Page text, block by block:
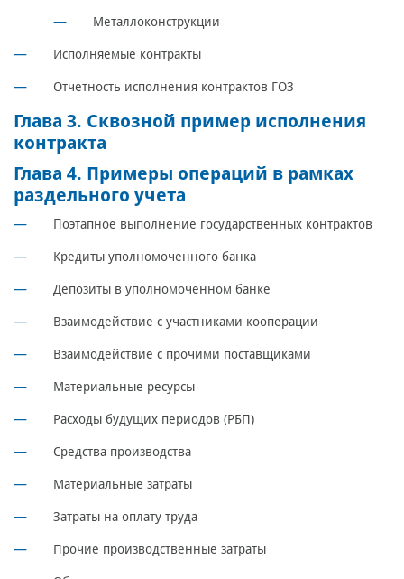
Металлоконструкции
Исполняемые контракты
Отчетность исполнения контрактов ГОЗ
Глава 3. Сквозной пример исполнения
контракта
Глава 4. Примеры операций в рамках
раздельного учета
Поэтапное выполнение государственных контрактов
Кредиты уполномоченного банка
Депозиты в уполномоченном банке
Взаимодействие с участниками кооперации
Взаимодействие с прочими поставщиками
Материальные ресурсы
Расходы будущих периодов (РБП)
Средства производства
Материальные затраты
Затраты на оплату труда
Прочие производственные затраты